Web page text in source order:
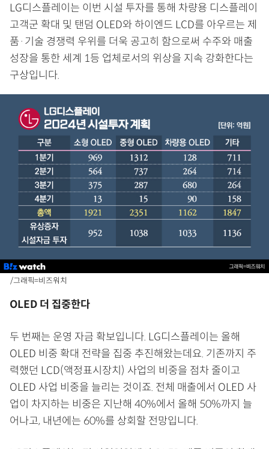
LG디스플레이는 이번 시설 투자를 통해 차량용 디스플레이
고객군 확대 및 탠덤 OLED와 하이엔드 LCD를 아우르는 제
품·기술 경쟁력 우위를 더욱 공고히 함으로써 수주와 매출
성장을 통한 세계 1등 업체로서의 위상을 지속 강화한다는
구상입니다.
/그래픽=비즈워치
OLED 더 집중한다
두 번째는 운영 자금 확보입니다. LG디스플레이는 올해
OLED 비중 확대 전략을 집중 추진해왔는데요. 기존까지 주
력했던 LCD(액정표시장치) 사업의 비중을 점차 줄이고
OLED 사업 비중을 늘리는 것이죠. 전체 매출에서 OLED 사
업이 차지하는 비중은 지난해 40%에서 올해 50%까지 늘
어나고, 내년에는 60%를 상회할 전망입니다.